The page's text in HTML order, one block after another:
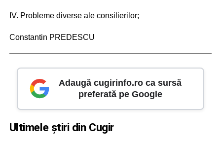
IV. Probleme diverse ale consilierilor;
Constantin PREDESCU
Adaugă cugirinfo.ro ca sursă
preferată pe Google
Ultimele știri din Cugir